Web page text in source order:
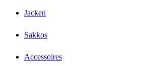
Jacken
Sakkos
Accessoires